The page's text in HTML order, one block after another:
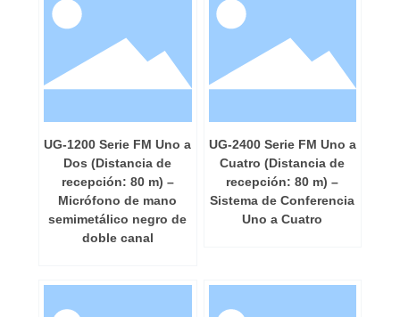
UG-1200 Serie FM Uno a
Dos (Distancia de
recepción: 80 m) –
Micrófono de mano
semimetálico negro de
doble canal
UG-2400 Serie FM Uno a
Cuatro (Distancia de
recepción: 80 m) –
Sistema de Conferencia
Uno a Cuatro